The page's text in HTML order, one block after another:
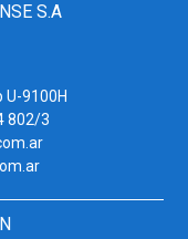
S.A
U-9100H
802/3